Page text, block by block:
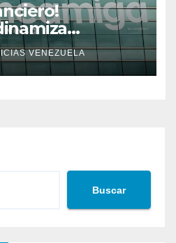
con sólido
de
VENEZUELA
Buscar